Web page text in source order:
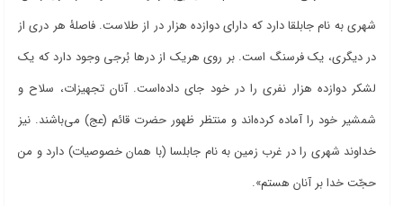
شهری به نام جابلقا دارد که دارای دوازده هزار در از طلاست. فاصلۀ هر دری از
در دیگری، یک فرسنگ است. بر روی هریک از درها بُرجی وجود دارد که یک
لشکر دوازده هزار نفری را در خود جای دادهاست. آنان تجهیزات، سلاح و
شمشیر خود را آماده کردهاند و منتظر ظهور حضرت قائم (عج) میباشند. نیز
خداوند شهری را در غرب زمین به نام جابلسا (با همان خصوصیات) دارد و من
حجّت خدا بر آنان هستم».